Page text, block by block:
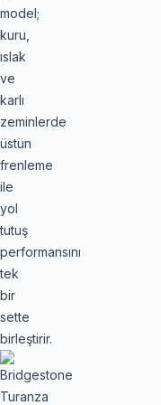
model;
kuru,
ıslak
ve
karlı
zeminlerde
üstün
frenleme
ile
yol
tutuş
performansını
tek
bir
sette
birleştirir.